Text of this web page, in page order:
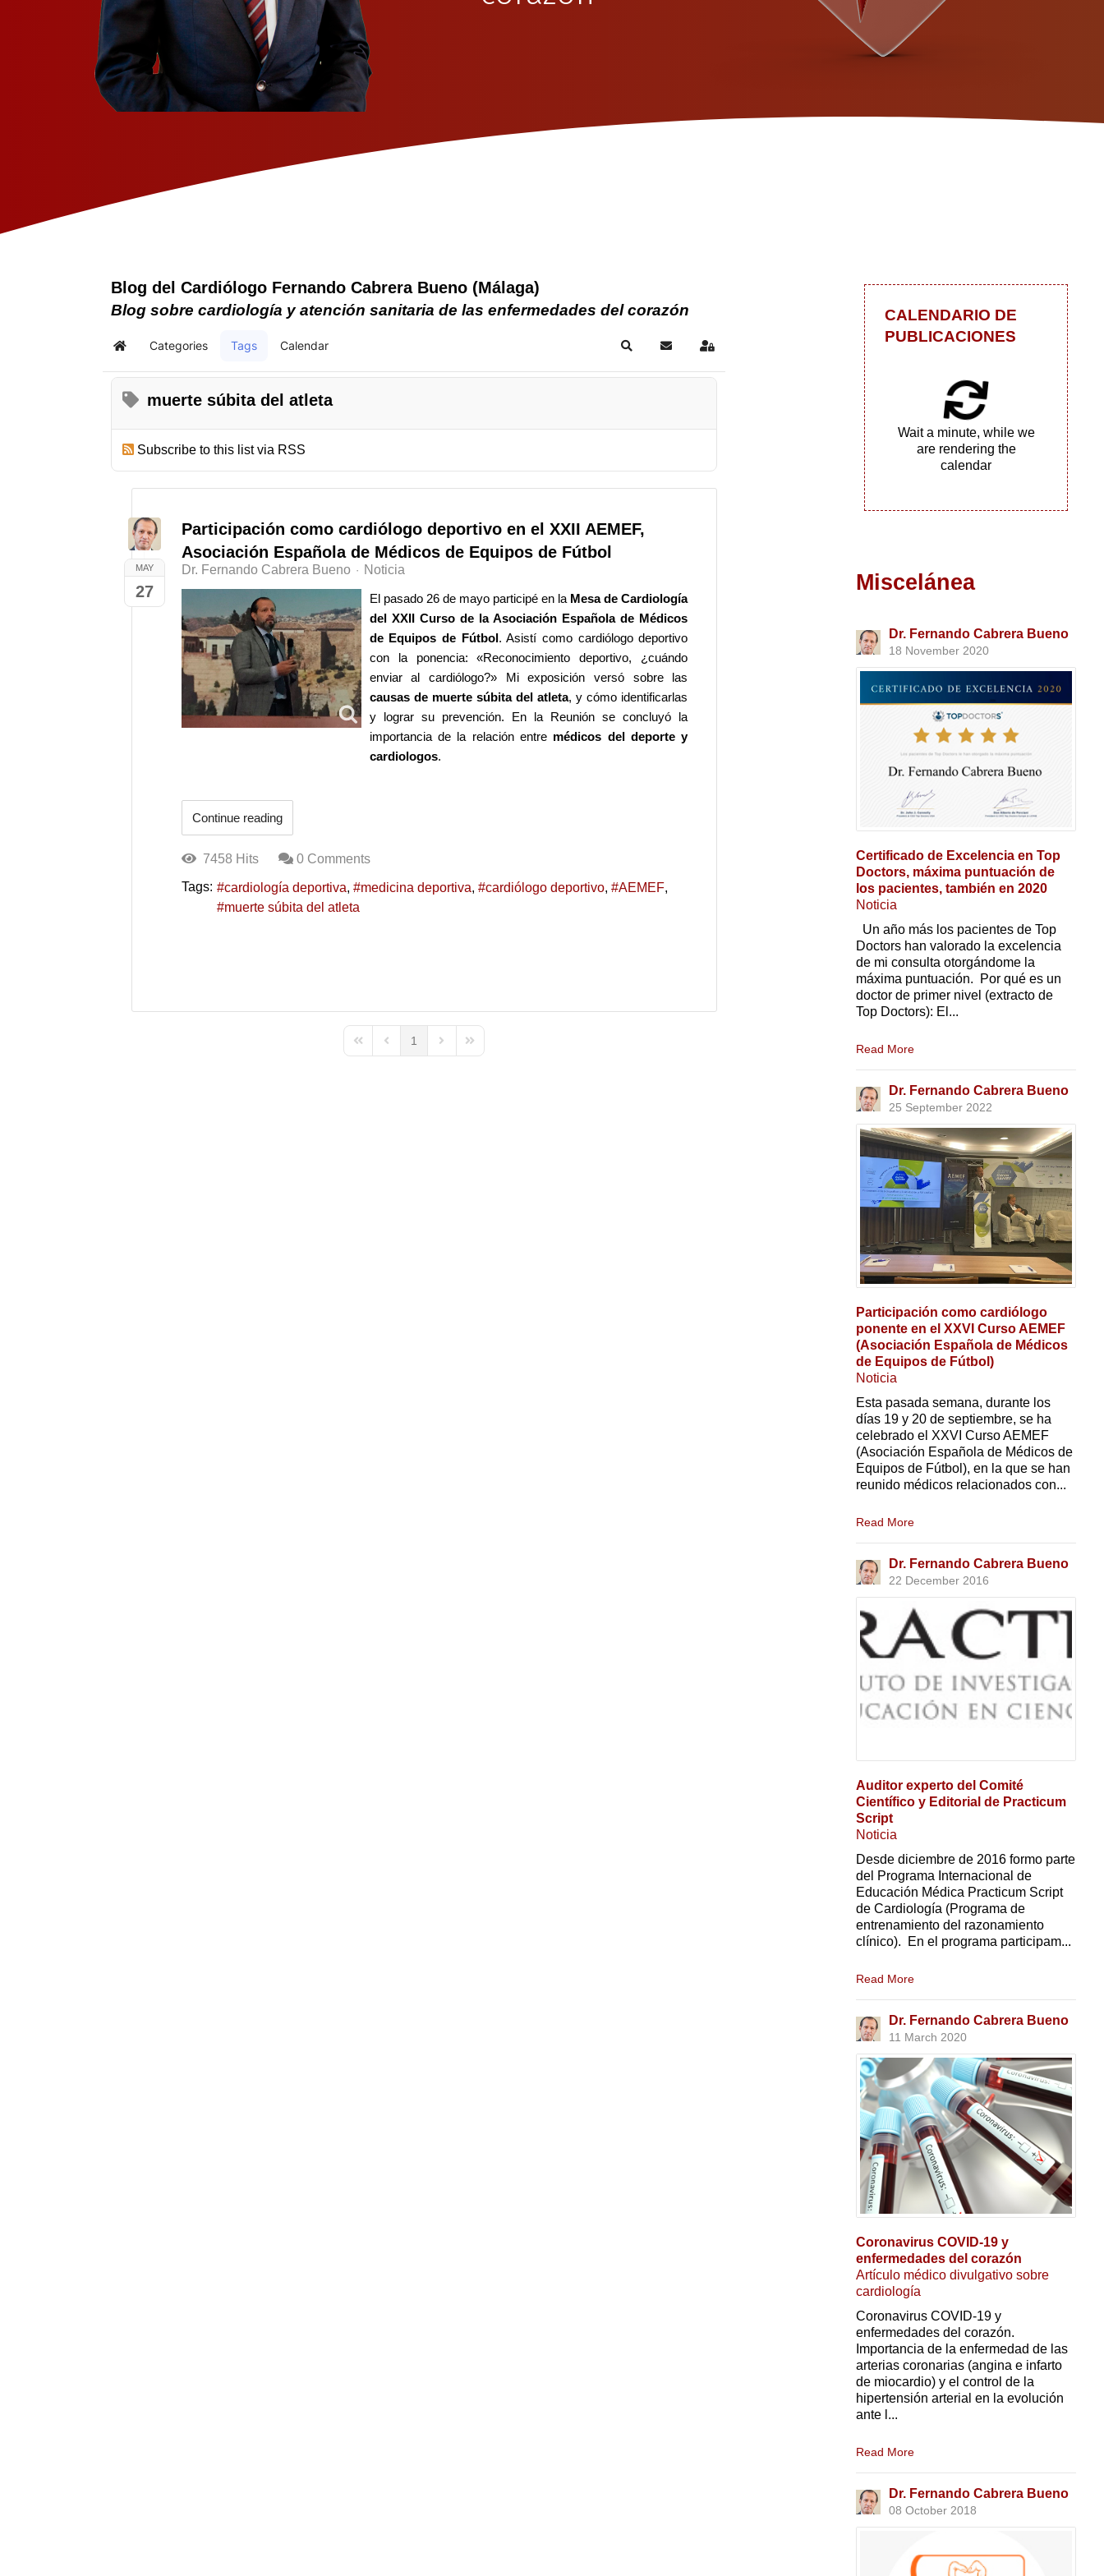
Blog del Cardiólogo Fernando Cabrera Bueno (Málaga)
Blog sobre cardiología y atención sanitaria de las enfermedades del corazón
Home Categories Tags Calendar SearchSubscribe to blog
Sign In
muerte súbita del atleta
Subscribe to this list via RSS
MAY
27
Participación como cardiólogo deportivo en el XXII AEMEF,
Asociación Española de Médicos de Equipos de Fútbol
Dr. Fernando Cabrera Bueno Noticia
El pasado 26 de mayo participé en la Mesa de Cardiología
del XXII Curso de la Asociación Española de Médicos
de Equipos de Fútbol . Asistí como cardiólogo deportivo
con la ponencia: «Reconocimiento deportivo, ¿cuándo
enviar al cardiólogo?» Mi exposición versó sobre las
causas de muerte súbita del atleta, y cómo identificarlas
y lograr su prevención. En la Reunión se concluyó la
importancia de la relación entre médicos del deporte y
cardiologos.
Continue reading
7458 Hits
0 Comments
Tags:
cardiología deportiva medicina deportiva cardiólogo deportivo
AEMEF
muerte súbita del atleta
First PagePrevious Page
1
Next PageLast Page
CALENDARIO DE
PUBLICACIONES
Wait a minute, while we
are rendering the
calendar
Miscelánea
Dr. Fernando Cabrera Bueno
18 November 2020
Certificado de Excelencia en Top
Doctors, máxima puntuación de
los pacientes, también en 2020
Noticia
Un año más los pacientes de Top
Doctors han valorado la excelencia
de mi consulta otorgándome la
máxima puntuación. Por qué es un
doctor de primer nivel (extracto de
Top Doctors): El...
Read More
Dr. Fernando Cabrera Bueno
25 September 2022
Participación como cardiólogo
ponente en el XXVI Curso AEMEF
(Asociación Española de Médicos
de Equipos de Fútbol)
Noticia
Esta pasada semana, durante los
días 19 y 20 de septiembre, se ha
celebrado el XXVI Curso AEMEF
(Asociación Española de Médicos de
Equipos de Fútbol), en la que se han
reunido médicos relacionados con...
Read More
Dr. Fernando Cabrera Bueno
22 December 2016
Auditor experto del Comité
Científico y Editorial de Practicum
Script
Noticia
Desde diciembre de 2016 formo parte
del Programa Internacional de
Educación Médica Practicum Script
de Cardiología (Programa de
entrenamiento del razonamiento
clínico). En el programa participam...
Read More
Dr. Fernando Cabrera Bueno
11 March 2020
Coronavirus COVID-19 y
enfermedades del corazón
Artículo médico divulgativo sobre
cardiología
Coronavirus COVID-19 y
enfermedades del corazón.
Importancia de la enfermedad de las
arterias coronarias (angina e infarto
de miocardio) y el control de la
hipertensión arterial en la evolución
ante l...
Read More
Dr. Fernando Cabrera Bueno
08 October 2018